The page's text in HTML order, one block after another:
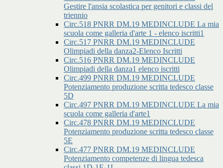
Gestire l'ansia scolastica per genitori e classi del
triennio
Circ.518 PNRR DM.19 MEDINCLUDE La mia
scuola come galleria d'arte 1 - elenco iscritti1
Circ.517 PNRR DM.19 MEDINCLUDE
Olimpiadi della danza2-Elenco Iscritti
Circ.516 PNRR DM.19 MEDINCLUDE
Olimpiadi della danza1 elenco iscritti
Circ.499 PNRR DM.19 MEDINCLUDE
Potenziamento produzione scritta tedesco classe
5D
Circ.497 PNRR DM.19 MEDINCLUDE La mia
scuola come galleria d'arte1
Circ.478 PNRR DM.19 MEDINCLUDE
Potenziamento produzione scritta tedesco classe
5E
Circ.477 PNRR DM.19 MEDINCLUDE
Potenziamento competenze di lingua tedesca